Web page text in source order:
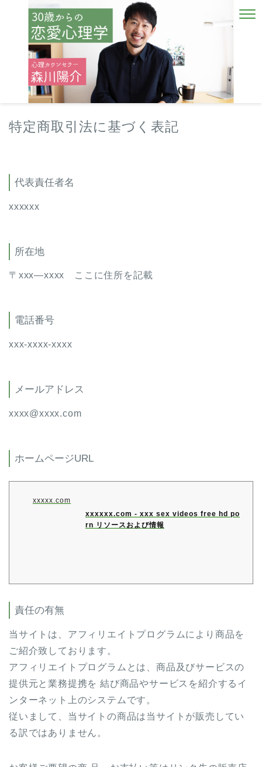
特定商取引法に基づく表記
代表責任者名
xxxxxx
所在地
〒xxx―xxxx ここに住所を記載
電話番号
xxx-xxxx-xxxx
メールアドレス
xxxx@xxxx.com
ホームページURL
xxxxx.com
xxxxxx.com - xxx sex videos free hd po
rn リソースおよび情報
責任の有無
当サイトは、アフィリエイトプログラムにより商品を
ご紹介致しております。
アフィリエイトプログラムとは、商品及びサービスの
提供元と業務提携を 結び商品やサービスを紹介するイ
ンターネット上のシステムです。
従いまして、当サイトの商品は当サイトが販売してい
る訳ではありません。